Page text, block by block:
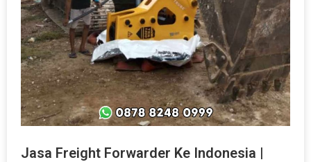
Jasa Freight Forwarder Ke Indonesia |